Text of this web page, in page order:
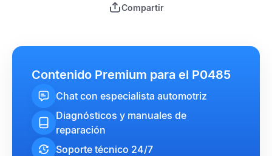
Compartir
Contenido Premium para el P0485
Chat con especialista automotriz
Diagnósticos y manuales de
reparación
Soporte técnico 24/7